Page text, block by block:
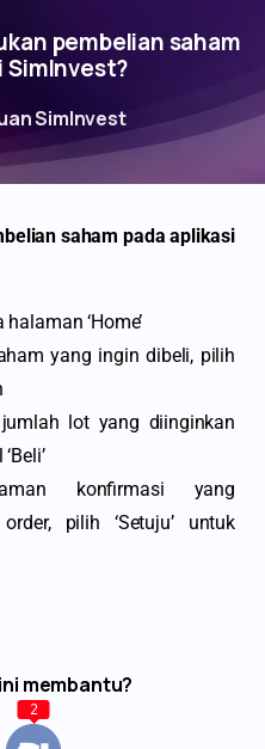
pembelian saham
SimInvest?
SimInvest
saham pada aplikasi
‘Home’
yang ingin dibeli, pilih
lot yang diinginkan
konfirmasi yang
pilih ‘Setuju’ untuk
membantu?
2